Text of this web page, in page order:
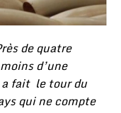
de quatre
d’une
a fait le tour du
qui ne compte